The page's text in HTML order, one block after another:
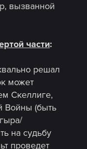
вызванной
части:
решал
может
Скеллиге,
Войны (быть
на судьбу
проведет